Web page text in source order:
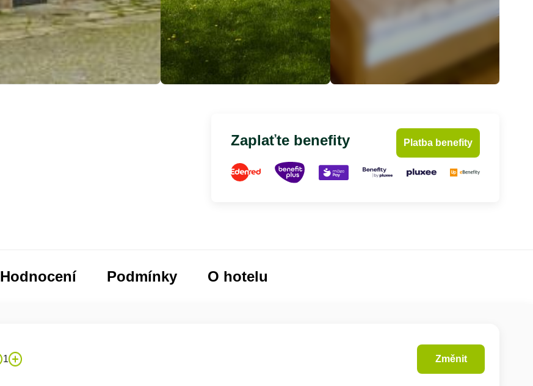
Zaplaťte benefity Platba benefity
Hodnocení Podmínky O hotelu
1 Změnit